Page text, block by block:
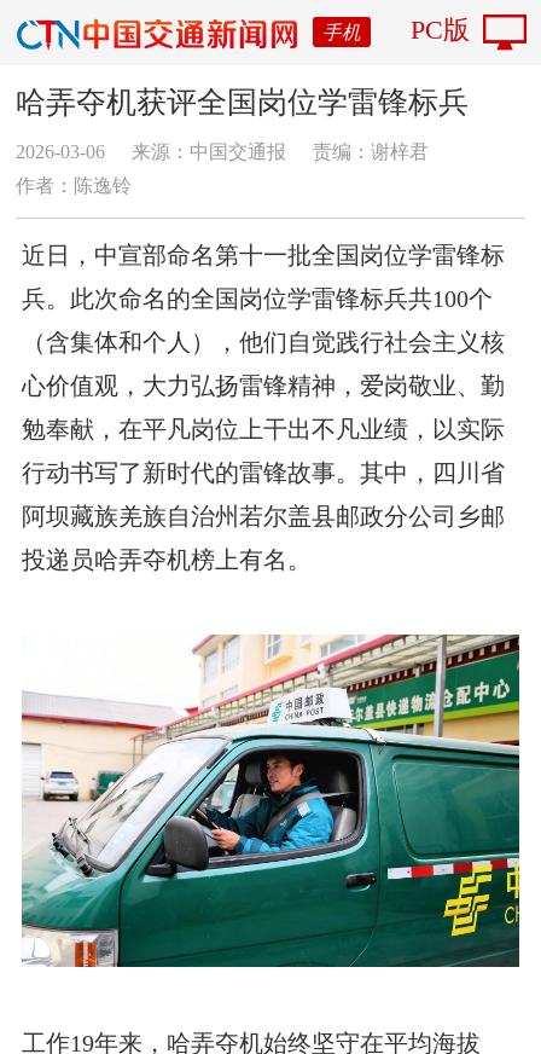
手机 PC版
哈弄夺机获评全国岗位学雷锋标兵
2026-03-06 来源：中国交通报
责编：谢梓君
作者：陈逸铃
近日，中宣部命名第十一批全国岗位学雷锋标
兵。此次命名的全国岗位学雷锋标兵共100个
（含集体和个人），他们自觉践行社会主义核
心价值观，大力弘扬雷锋精神，爱岗敬业、勤
勉奉献，在平凡岗位上干出不凡业绩，以实际
行动书写了新时代的雷锋故事。其中，四川省
阿坝藏族羌族自治州若尔盖县邮政分公司乡邮
投递员哈弄夺机榜上有名。
工作19年来，哈弄夺机始终坚守在平均海拔